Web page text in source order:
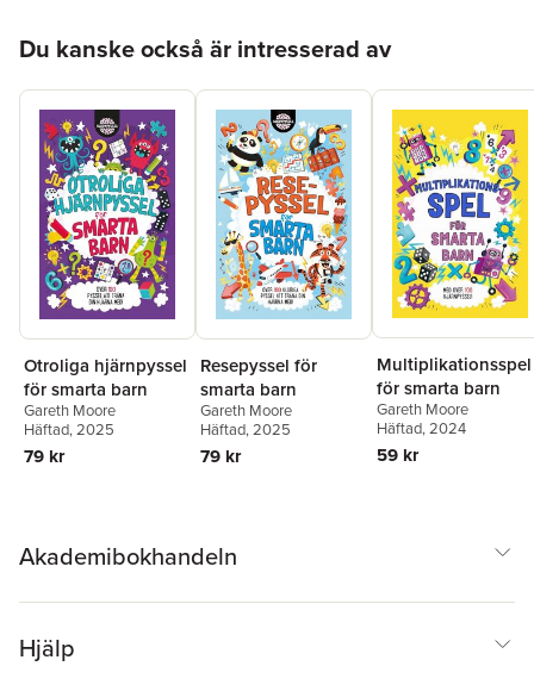
Du kanske också är intresserad av
Otroliga hjärnpyssel
för smarta barn
Gareth Moore
Häftad, 2025
79 kr
Resepyssel för
smarta barn
Gareth Moore
Häftad, 2025
79 kr
Multiplikationsspel
för smarta barn
Gareth Moore
Häftad, 2024
59 kr
Akademibokhandeln
Hjälp